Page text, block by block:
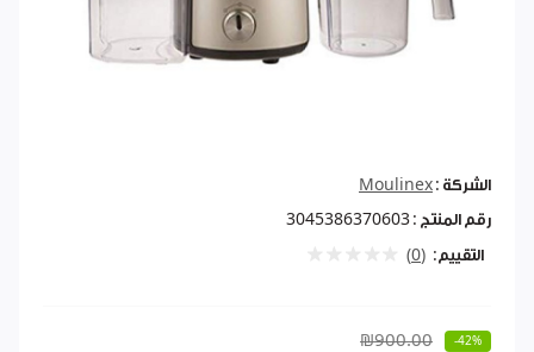
الشركة : Moulinex
رقم المنتج : 3045386370603
التقييم: (0)
₪900.00 -42%